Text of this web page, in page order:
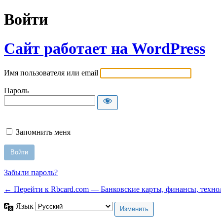
Войти
Сайт работает на WordPress
Имя пользователя или email
Пароль
Запомнить меня
Забыли пароль?
← Перейти к Rbcard.com — Банковские карты, финансы,
Язык